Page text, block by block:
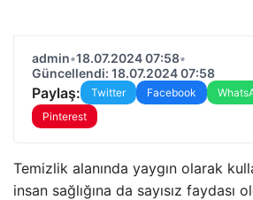
admin•18.07.2024 07:58•
Güncellendi: 18.07.2024 07:58
Paylaş: Twitter Facebook
Pinterest
Temizlik alanında yaygın olarak
insan sağlığına da sayısız faydası